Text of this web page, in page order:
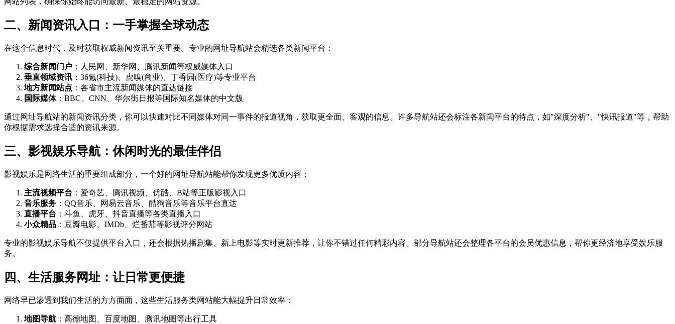
二、新闻资讯入口：一手掌握全球动态
在这个信息时代，及时获取权威新闻资讯至关重要。专业的网址导航站会精选各类新闻平台：
综合新闻门户 ：人民网、新华网、腾讯新闻等权威媒体入口
垂直领域资讯 ：36氪(科技)、虎嗅(商业)、丁香园(医疗)等专业平台
地方新闻站点 ：各省市主流新闻媒体的直达链接
国际媒体：BBC、CNN、华尔街日报等国际知名媒体的中文版
通过网址导航站的新闻资讯分类，你可以快速对比不同媒体对同一事件的报道视角，获取更全面、客观的信息。许多导航站还会标注各新闻平台的特点，如"深度分析"、"快讯报道"等，帮助
你根据需求选择合适的资讯来源。
三、影视娱乐导航：休闲时光的最佳伴侣
影视娱乐是网络生活的重要组成部分，一个好的网址导航站能帮你发现更多优质内容：
主流视频平台 ：爱奇艺、腾讯视频、优酷、B站等正版影视入口
音乐服务 ：QQ音乐、网易云音乐、酷狗音乐等音乐平台直达
直播平台 ：斗鱼、虎牙、抖音直播等各类直播入口
小众精品 ：豆瓣电影、IMDb、烂番茄等影视评分网站
专业的影视娱乐导航不仅提供平台入口，还会根据热播剧集、新上电影等实时更新推荐，让你不错过任何精彩内容。部分导航站还会整理各平台的会员优惠信息，帮你更经济地享受娱乐服
务。
四、生活服务网址：让日常更便捷
网络早已渗透到我们生活的方方面面，这些生活服务类网站能大幅提升日常效率：
地图导航 ：高德地图、百度地图、腾讯地图等出行工具